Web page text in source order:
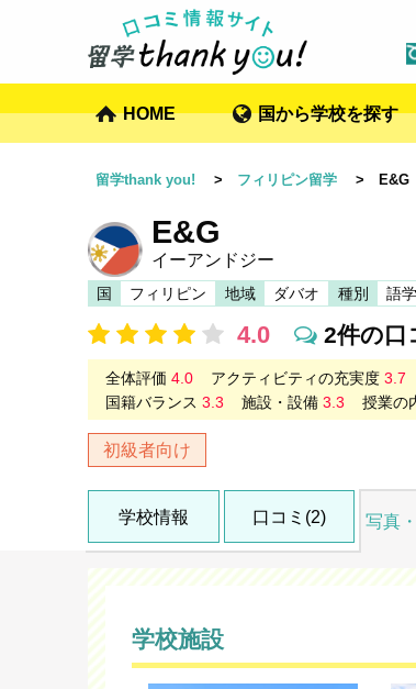
HOME 国から学校を探す
留学thank you! > フィリピン留学 > E&G
E&G
イーアンドジー
国 フィリピン 地域 ダバオ 種別 語
4.0 2件の口
全体評価 4.0 アクティビティの充実度 3.7
国籍バランス 3.3 施設・設備 3.3 授業の
初級者向け
学校情報 口コミ(2) 写真
学校施設